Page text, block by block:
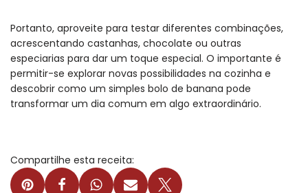
Portanto, aproveite para testar diferentes combinações,
acrescentando castanhas, chocolate ou outras
especiarias para dar um toque especial. O importante é
permitir-se explorar novas possibilidades na cozinha e
descobrir como um simples bolo de banana pode
transformar um dia comum em algo extraordinário.
Compartilhe esta receita: